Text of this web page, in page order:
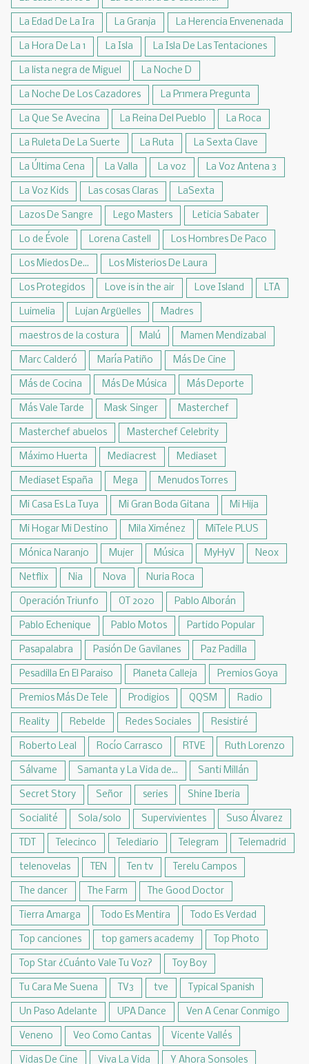
La Edad De La Ira La Granja La Herencia Envenenada
La Hora De La 1 La Isla La Isla De Las Tentaciones
La lista negra de Miguel La Noche D
La Noche De Los Cazadores La Pr1mera Pregunta
La Que Se Avecina La Reina Del Pueblo La Roca
La Ruleta De La Suerte La Ruta La Sexta Clave
La Última Cena La Valla La voz La Voz Antena 3
La Voz Kids Las cosas Claras LaSexta
Lazos De Sangre Lego Masters Leticia Sabater
Lo de Évole Lorena Castell Los Hombres De Paco
Los Miedos De... Los Misterios De Laura
Los Protegidos Love is in the air Love Island LTA
Luimelia Lujan Argüelles Madres
maestros de la costura Malú Mamen Mendizabal
Marc Calderó María Patiño Más De Cine
Más de Cocina Más De Música Más Deporte
Más Vale Tarde Mask Singer Masterchef
Masterchef abuelos Masterchef Celebrity
Máximo Huerta Mediacrest Mediaset
Mediaset España Mega Menudos Torres
Mi Casa Es La Tuya Mi Gran Boda Gitana Mi Hija
Mi Hogar Mi Destino Mila Ximénez MiTele PLUS
Mónica Naranjo Mujer Música MyHyV Neox
Netflix Nia Nova Nuria Roca
Operación Triunfo OT 2020 Pablo Alborán
Pablo Echenique Pablo Motos Partido Popular
Pasapalabra Pasión De Gavilanes Paz Padilla
Pesadilla En El Paraiso Planeta Calleja Premios Goya
Premios Más De Tele Prodigios QQSM Radio
Reality Rebelde Redes Sociales Resistiré
Roberto Leal Rocío Carrasco RTVE Ruth Lorenzo
Sálvame Samanta y La Vida de... Santi Millán
Secret Story Señor series Shine Iberia
Socialité Sola/solo Supervivientes Suso Álvarez
TDT Telecinco Telediario Telegram Telemadrid
telenovelas TEN Ten tv Terelu Campos
The dancer The Farm The Good Doctor
Tierra Amarga Todo Es Mentira Todo Es Verdad
Top canciones top gamers academy Top Photo
Top Star ¿Cuánto Vale Tu Voz? Toy Boy
Tu Cara Me Suena TV3 tve Typical Spanish
Un Paso Adelante UPA Dance Ven A Cenar Conmigo
Veneno Veo Como Cantas Vicente Vallés
Vidas De Cine Viva La Vida Y Ahora Sonsoles